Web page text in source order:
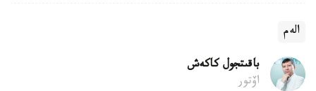
الەم
باقىتجول كاكەش
اۆتور